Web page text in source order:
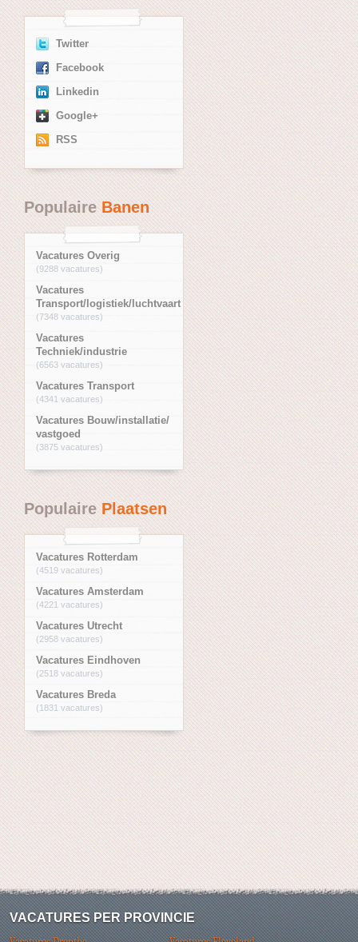
Twitter
Facebook
Linkedin
Google+
RSS
PopulaireBanen
Vacatures Overig
(9288 vacatures)
Vacatures
Transport/logistiek/luchtvaart
(7348 vacatures)
Vacatures
Techniek/industrie
(6563 vacatures)
Vacatures Transport
(4341 vacatures)
Vacatures Bouw/installatie/
vastgoed
(3875 vacatures)
PopulairePlaatsen
Vacatures Rotterdam
(4519 vacatures)
Vacatures Amsterdam
(4221 vacatures)
Vacatures Utrecht
(2958 vacatures)
Vacatures Eindhoven
(2518 vacatures)
Vacatures Breda
(1831 vacatures)
VACATURES PER PROVINCIE